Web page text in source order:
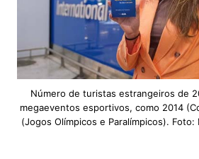
Número de turistas estrangeiros de
megaeventos esportivos, como 2014
(Jogos Olímpicos e Paralímpicos).